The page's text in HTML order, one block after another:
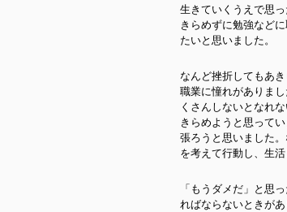
生きていくうえで思
きらめずに勉強など
たいと思いました。
なんど挫折してもあ
職業に憧れがありま
くさんしないとなれ
きらめようと思って
張ろうと思いました
を考えて行動し、生
「もうダメだ」と思
ればならないときが